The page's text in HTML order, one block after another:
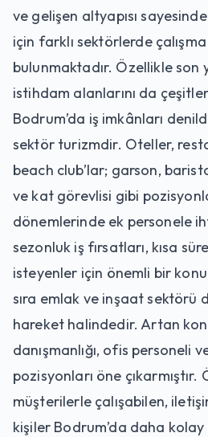
ve gelişen altyapısı
için farklı sektörlerde
bulunmaktadır. Özellikle son
istihdam alanlarını da
Bodrum’da iş imkânları
sektör turizmdir. Oteller,
beach club’lar; garson,
ve kat görevlisi gibi
dönemlerinde ek personele
sezonluk iş fırsatları, kısa
isteyenler için önemli bir
sıra emlak ve inşaat sektörü
hareket halindedir. Artan
danışmanlığı, ofis personeli
pozisyonları öne çıkarmıştır.
müşterilerle çalışabilen,
kişiler Bodrum’da daha kolay